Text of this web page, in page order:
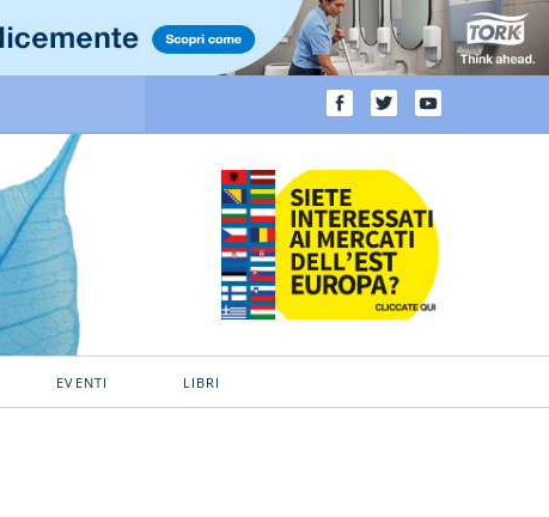
EVENTI LIBRI